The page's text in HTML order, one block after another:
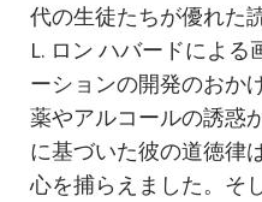
代の生徒たちが優れた
L. ロン ハバードによる
ーションの開発のおか
薬やアルコールの誘惑
に基づいた彼の道徳律
心を捕らえました。そ